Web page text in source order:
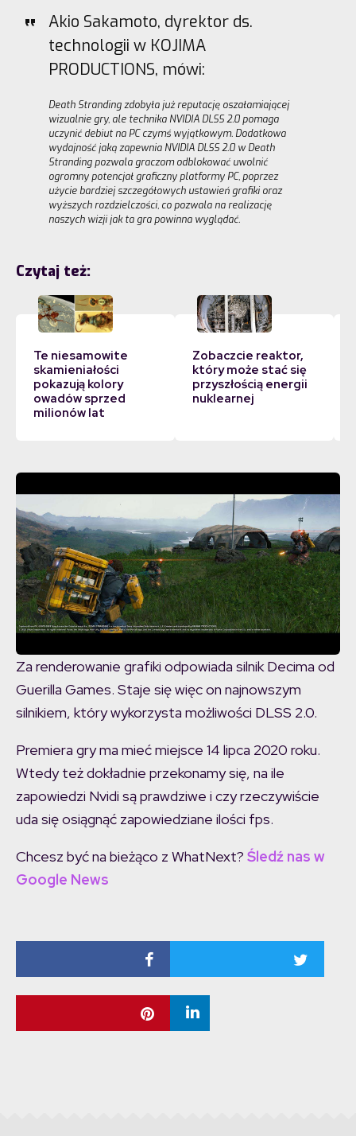
Akio Sakamoto, dyrektor ds.
technologii w KOJIMA
PRODUCTIONS, mówi:
Death Stranding zdobyła już reputację oszałamiającej
wizualnie gry, ale technika NVIDIA DLSS 2.0 pomaga
uczynić debiut na PC czymś wyjątkowym. Dodatkowa
wydajność jaką zapewnia NVIDIA DLSS 2.0 w Death
Stranding pozwala graczom odblokować uwolnić
ogromny potencjał graficzny platformy PC, poprzez
użycie bardziej szczegółowych ustawień grafiki oraz
wyższych rozdzielczości, co pozwala na realizację
naszych wizji jak ta gra powinna wyglądać.
Czytaj też:
Te niesamowite
skamieniałości
pokazują kolory
owadów sprzed
milionów lat
Zobaczcie reaktor,
który może stać się
przyszłością energii
nuklearnej
Za renderowanie grafiki odpowiada silnik Decima od
Guerilla Games. Staje się więc on najnowszym
silnikiem, który wykorzysta możliwości DLSS 2.0.
Premiera gry ma mieć miejsce 14 lipca 2020 roku.
Wtedy też dokładnie przekonamy się, na ile
zapowiedzi Nvidi są prawdziwe i czy rzeczywiście
uda się osiągnąć zapowiedziane ilości fps.
Chcesz być na bieżąco z WhatNext? Śledź nas w
Google News